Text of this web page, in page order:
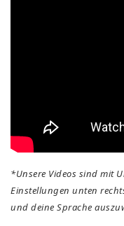
*Unsere Videos sind mit
Einstellungen unten
und deine Sprache